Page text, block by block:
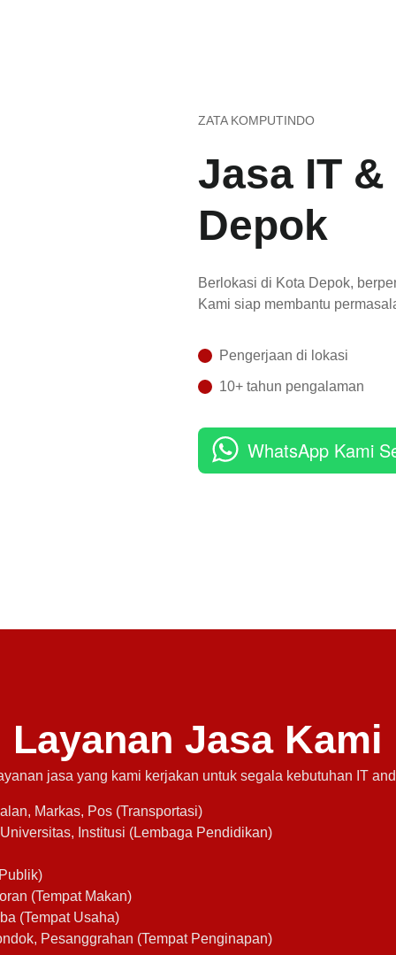
ZATA KOMPUTINDO
Jasa IT
Depok
Berlokasi di Kota Depok,
Kami siap membantu
Pengerjaan di lokasi
10+ tahun pengalaman
WhatsApp Kami
Layanan Jasa Kami
jasa yang kami kerjakan untuk segala kebutuhan IT
Markas, Pos (Transportasi)
Institusi (Lembaga Pendidikan)
(Tempat Makan)
(Tempat Usaha)
Pesanggrahan (Tempat Penginapan)